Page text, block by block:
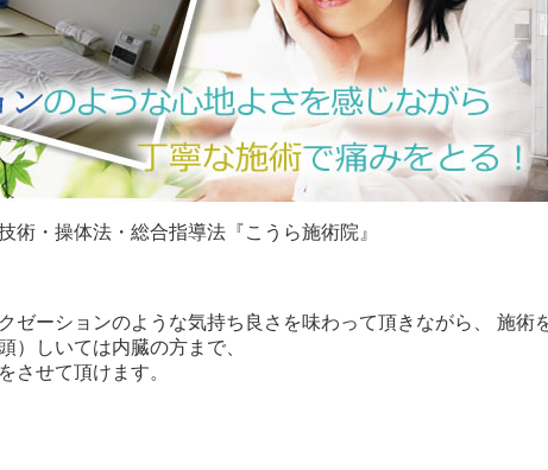
・操体法・総合指導法『こうら施術院』
ーションのような気持ち良さを味わって頂きながら、 施術
）しいては内臓の方まで、
させて頂けます。